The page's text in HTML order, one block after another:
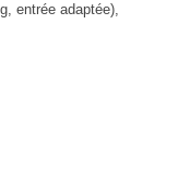
entrée adaptée),